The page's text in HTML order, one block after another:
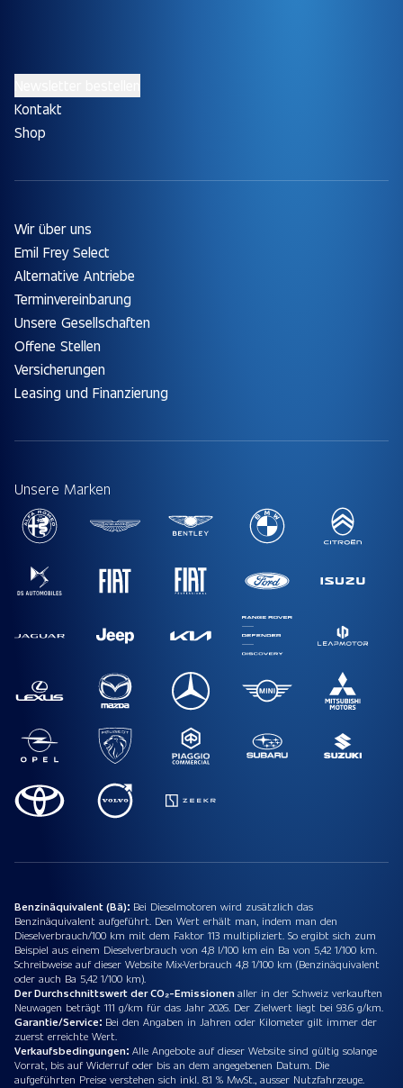
Kontakt
Shop
Wir über uns
Emil Frey Select
Alternative Antriebe
Terminvereinbarung
Unsere Gesellschaften
Offene Stellen
Versicherungen
Leasing und Finanzierung
Unsere Marken
Benzinäquivalent (Bä): Bei Dieselmotoren wird zusätzlich das
Benzinäquivalent aufgeführt. Den Wert erhält man, indem man den
Dieselverbrauch/100 km mit dem Faktor 113 multipliziert. So ergibt sich zum
Beispiel aus einem Dieselverbrauch von 4,8 l/100 km ein Ba von 5,42 1/100 km.
Schreibweise auf dieser Website Mix-Verbrauch 4,8 1/100 km (Benzinäquivalent
oder auch Ba 5,42 1/100 km).
Der Durchschnittswert der CO₂-Emissionenaller in der Schweiz verkauften
Neuwagen beträgt 111 g/km für das Jahr 2026. Der Zielwert liegt bei 93.6 g/km.
Garantie/Service: Bei den Angaben in Jahren oder Kilometer gilt immer der
zuerst erreichte Wert.
Verkaufsbedingungen: Alle Angebote auf dieser Website sind gültig solange
Vorrat, bis auf Widerruf oder bis an dem angegebenen Datum. Die
aufgeführten Preise verstehen sich inkl. 8.1 % MwSt., ausser Nutzfahrzeuge.